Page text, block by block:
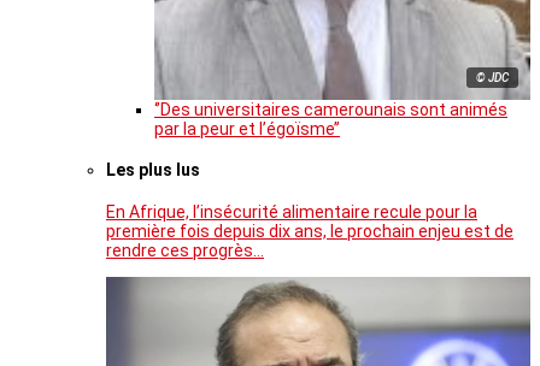
© JDC
‘’Des universitaires camerounais sont animés
par la peur et l’égoïsme’’
Les plus lus
En Afrique, l’insécurité alimentaire recule pour la
première fois depuis dix ans, le prochain enjeu est de
rendre ces progrès…